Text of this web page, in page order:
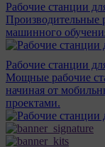
Рабочие станции
Производительные
машинного
Рабочие станции
Мощные рабочие
начиная от
проектами.